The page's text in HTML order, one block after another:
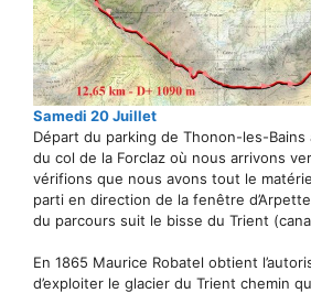
Samedi 20 Juillet
Départ du parking de Thonon-les-
du col de la Forclaz où nous arrivons
vérifions que nous avons tout le
parti en direction de la fenêtre
du parcours suit le bisse du Trient
En 1865 Maurice Robatel obtient
d’exploiter le glacier du Trient chemin